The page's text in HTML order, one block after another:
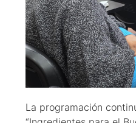
La programación